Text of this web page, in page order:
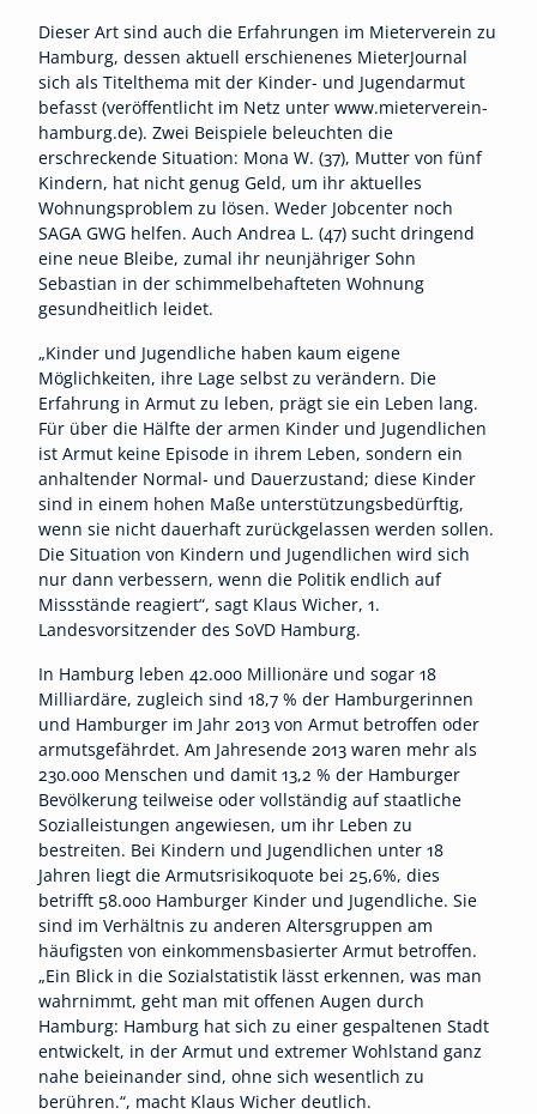
Dieser Art sind auch die Erfahrungen im Mieterverein zu
Hamburg, dessen aktuell erschienenes MieterJournal
sich als Titelthema mit der Kinder- und Jugendarmut
befasst (veröffentlicht im Netz unter www.mieterverein-
hamburg.de). Zwei Beispiele beleuchten die
erschreckende Situation: Mona W. (37), Mutter von fünf
Kindern, hat nicht genug Geld, um ihr aktuelles
Wohnungsproblem zu lösen. Weder Jobcenter noch
SAGA GWG helfen. Auch Andrea L. (47) sucht dringend
eine neue Bleibe, zumal ihr neunjähriger Sohn
Sebastian in der schimmelbehafteten Wohnung
gesundheitlich leidet.
„Kinder und Jugendliche haben kaum eigene
Möglichkeiten, ihre Lage selbst zu verändern. Die
Erfahrung in Armut zu leben, prägt sie ein Leben lang.
Für über die Hälfte der armen Kinder und Jugendlichen
ist Armut keine Episode in ihrem Leben, sondern ein
anhaltender Normal- und Dauerzustand; diese Kinder
sind in einem hohen Maße unterstützungsbedürftig,
wenn sie nicht dauerhaft zurückgelassen werden sollen.
Die Situation von Kindern und Jugendlichen wird sich
nur dann verbessern, wenn die Politik endlich auf
Missstände reagiert“, sagt Klaus Wicher, 1.
Landesvorsitzender des SoVD Hamburg.
In Hamburg leben 42.000 Millionäre und sogar 18
Milliardäre, zugleich sind 18,7 % der Hamburgerinnen
und Hamburger im Jahr 2013 von Armut betroffen oder
armutsgefährdet. Am Jahresende 2013 waren mehr als
230.000 Menschen und damit 13,2 % der Hamburger
Bevölkerung teilweise oder vollständig auf staatliche
Sozialleistungen angewiesen, um ihr Leben zu
bestreiten. Bei Kindern und Jugendlichen unter 18
Jahren liegt die Armutsrisikoquote bei 25,6%, dies
betrifft 58.000 Hamburger Kinder und Jugendliche. Sie
sind im Verhältnis zu anderen Altersgruppen am
häufigsten von einkommensbasierter Armut betroffen.
„Ein Blick in die Sozialstatistik lässt erkennen, was man
wahrnimmt, geht man mit offenen Augen durch
Hamburg: Hamburg hat sich zu einer gespaltenen Stadt
entwickelt, in der Armut und extremer Wohlstand ganz
nahe beieinander sind, ohne sich wesentlich zu
berühren.“, macht Klaus Wicher deutlich.